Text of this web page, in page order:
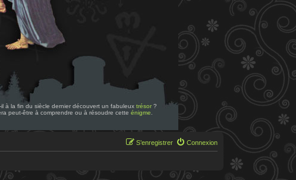
à la fin du siècle dernier découvert un fabuleux trésor ?
peut-être à comprendre ou à résoudre cette énigme
Connexion
S’enregistrer